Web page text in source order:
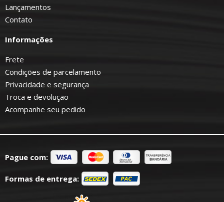
Lançamentos
Contato
Informações
Frete
Condições de parcelamento
Privacidade e segurança
Troca e devolução
Acompanhe seu pedido
Pague com:
Formas de entrega: